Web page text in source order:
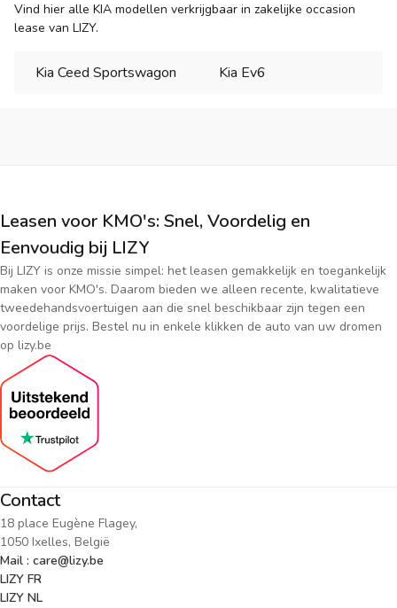
Vind hier alle KIA modellen verkrijgbaar in zakelijke occasion
lease van LIZY.
Kia Ceed Sportswagon Kia Ev6
Leasen voor KMO's: Snel, Voordelig en
Eenvoudig bij LIZY
Bij LIZY is onze missie simpel: het leasen gemakkelijk en toegankelijk
maken voor KMO's. Daarom bieden we alleen recente, kwalitatieve
tweedehandsvoertuigen aan die snel beschikbaar zijn tegen een
voordelige prijs. Bestel nu in enkele klikken de auto van uw dromen
op lizy.be
Contact
18 place Eugène Flagey,
1050 Ixelles, België
Mail : care@lizy.be
LIZY FR
LIZY NL